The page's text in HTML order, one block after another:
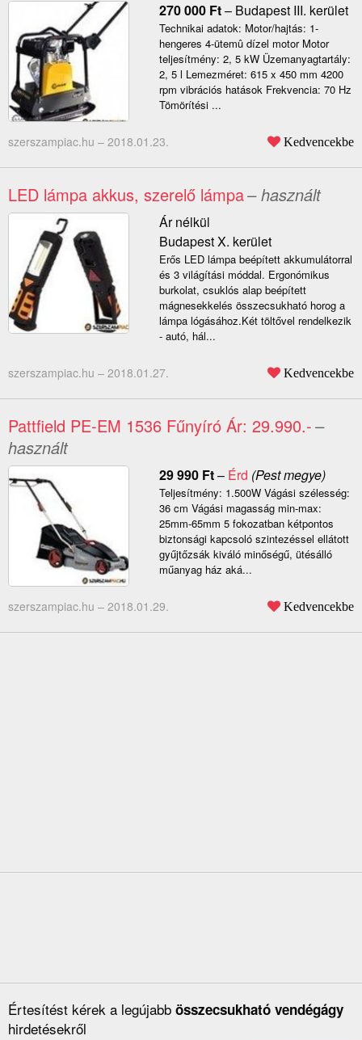
270 000 Ft– Budapest III. kerület
Technikai adatok: Motor/hajtás: 1-
hengeres 4-ütemû dízel motor Motor
teljesítmény: 2, 5 kW Üzemanyagtartály:
2, 5 l Lemezméret: 615 x 450 mm 4200
rpm vibrációs hatások Frekvencia: 70 Hz
Tömörítési ...
szerszampiac.hu – 2018.01.23. Kedvencekbe
LED lámpa akkus, szerelő lámpa– használt
Ár nélkül
Budapest X. kerület
Erős LED lámpa beépített akkumulátorral
és 3 világítási móddal. Ergonómikus
burkolat, csuklós alap beépített
mágnesekkelés összecsukható horog a
lámpa lógásához.Két töltővel rendelkezik
- autó, hál...
szerszampiac.hu – 2018.01.27. Kedvencekbe
Pattfield PE-EM 1536 Fűnyíró Ár: 29.990.-–
használt
29 990 Ft– Érd (Pest megye)
Teljesítmény: 1.500W Vágási szélesség:
36 cm Vágási magasság min-max:
25mm-65mm 5 fokozatban kétpontos
biztonsági kapcsoló szintezéssel ellátott
gyűjtőzsák kiváló minőségű, ütésálló
műanyag ház aká...
szerszampiac.hu – 2018.01.29. Kedvencekbe
Értesítést kérek a legújabb összecsukható vendégágy
hirdetésekről